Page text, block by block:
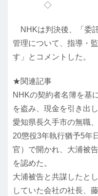
◇
NHKは判決後、「委
管理について、指導・
す」とコメントした。
★関連記事
NHKの契約者名簿を基
を盗み、現金を引き出
愛知県長久手市の無職
20懲役3年執行猶予5年
官）で開かれ、大浦被
を認めた。
大浦被告と共謀したと
していた会社の社長、